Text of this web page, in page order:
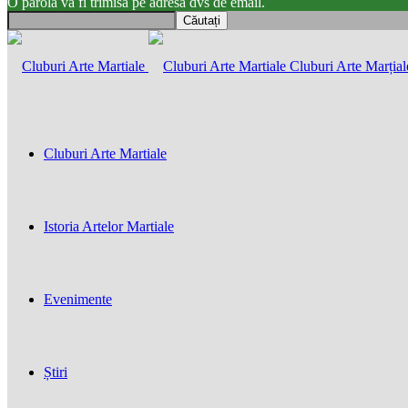
Cluburi Arte
Cluburi Arte Martiale
Istoria Artelor Martiale
Evenimente
Știri